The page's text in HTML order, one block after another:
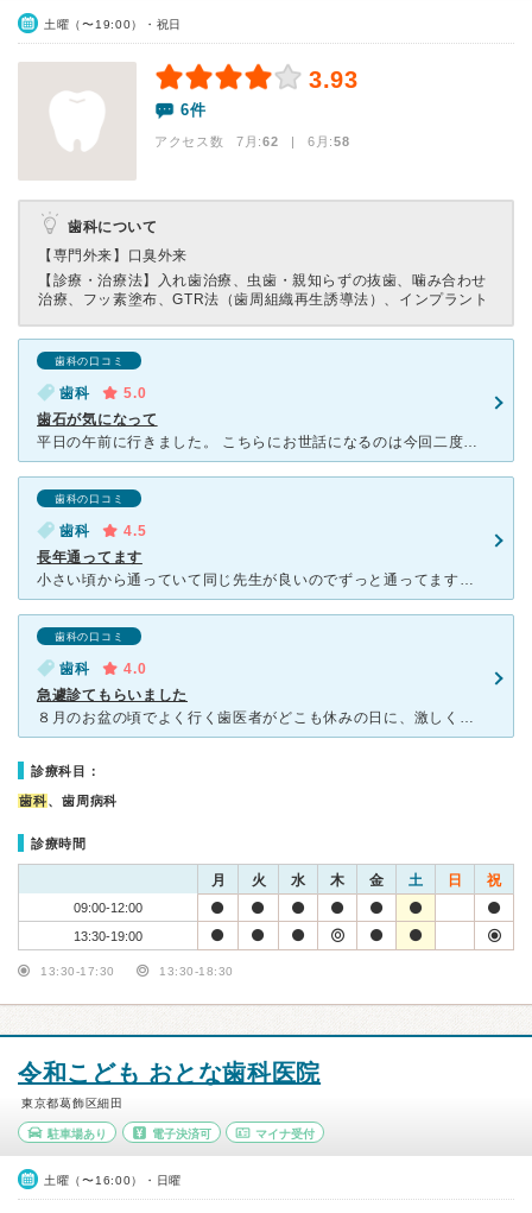
土曜（〜19:00）・祝日
3.93
6件
アクセス数 7月:62 | 6月:58
歯科について
【専門外来】 口臭外来
【診療・治療法】
入れ歯治療、虫歯・親知らずの抜歯、噛み合わせ
治療、フッ素塗布、GTR法（歯周組織再生誘導法）、インプラント
歯科の口コミ
歯科
5.0
歯石が気になって
平日の午前に行きました。 こちらにお世話になるのは今回二度目。 急遽休みが取れたので歯医者を探しましたが、前日なのでどこも空きがなく、運良く空いていたこちらを予約させていただきました。 看板
歯科の口コミ
歯科
4.5
長年通ってます
小さい頃から通っていて同じ先生が良いのでずっと通ってます。先生がたまに椅子を倒すタイミングがおかしい時がありますがそれ以外は丁寧でとても綺麗なクリニックです。内装を改装したみたいでリニューアルしてから
歯科の口コミ
歯科
4.0
急遽診てもらいました
８月のお盆の頃でよく行く歯医者がどこも休みの日に、激しく歯が痛くなってどうしようもなかったのでこの歯医者さんに行きました。 場所については知っていたのですが、行く機会がなくその時が初めてで少し緊張し
診療科目：
歯科、歯周病科
診療時間
月 火 水 木 金 土 日 祝
09:00-12:00
13:30-19:00
13:30-17:30 13:30-18:30
令和こども おとな歯科医院
東京都葛飾区細田
駐車場あり 電子決済可 マイナ受付
土曜（〜16:00）・日曜